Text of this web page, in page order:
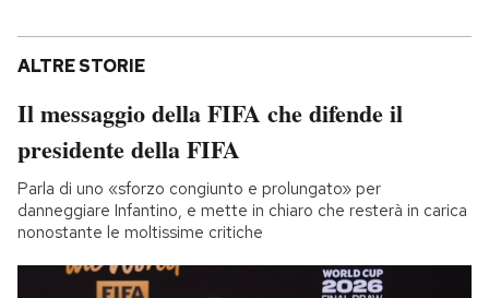
ALTRE STORIE
Il messaggio della FIFA che difende il
presidente della FIFA
Parla di uno «sforzo congiunto e prolungato» per
danneggiare Infantino, e mette in chiaro che resterà in carica
nonostante le moltissime critiche